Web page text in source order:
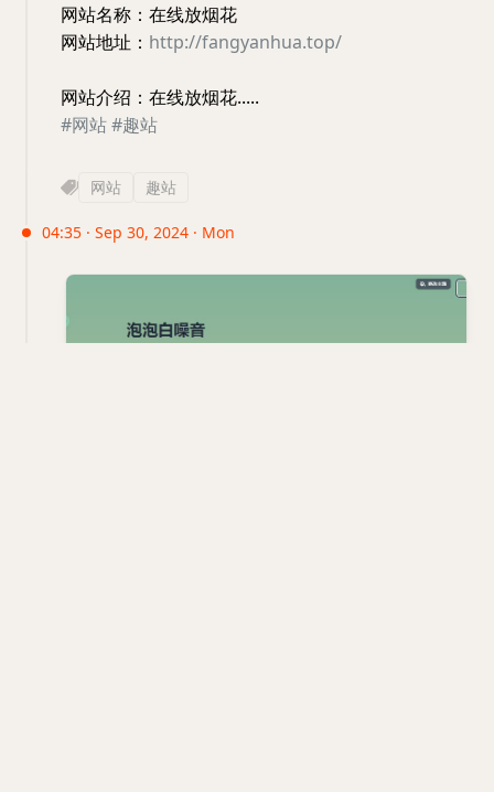
网站名称：在线放烟花
网站地址： http://fangyanhua.top/
网站介绍：在线放烟花.....
#网站#趣站
网站 趣站
04:35 · Sep 30, 2024 · Mon